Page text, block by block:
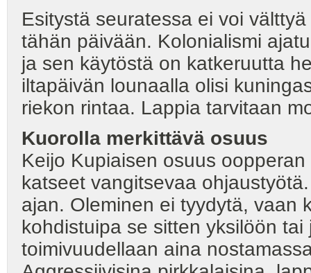
Esitystä seuratessa ei voi
tähän päivään. Kolonialismi
ja sen käytöstä on katkeruutta
iltapäivän lounaalla olisi
riekon rintaa. Lappia tarvitaan
Kuorolla merkittävä osuus
Keijo Kupiaisen osuus
katseet vangitsevaa
ajan. Oleminen ei tyydytä, vaan
kohdistuipa se sitten yksilöön
toimivuudellaan aina